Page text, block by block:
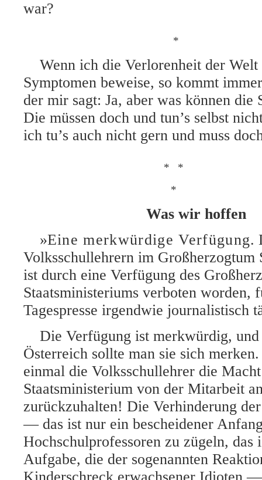
war?
*
Wenn ich die Verlorenheit der Welt
Symptomen beweise, so kommt
der mir sagt: Ja, aber was können die
Die müssen doch und tun’s selbst
ich tu’s auch nicht gern und muss
*
*
*
Was wir hoffen
»Eine merkwürdige Verfügung.
Volksschullehrern im Großherzogtum
ist durch eine Verfügung des
Staatsministeriums verboten worden,
Tagespresse irgendwie journalistisch
Die Verfügung ist merkwürdig,
Österreich sollte man sie sich
einmal die Volksschullehrer die
Staatsministerium von der Mitarbeit
zurückzuhalten! Die Verhinderung
— das ist nur ein bescheidener
Hochschulprofessoren zu zügeln, das
Aufgabe, die der sogenannten